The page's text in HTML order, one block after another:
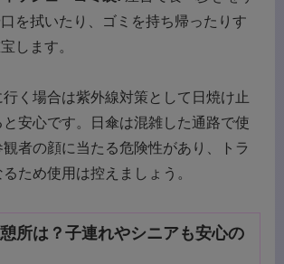
を拭いたり、ゴミを持ち帰ったりす
します。
く場合は紫外線対策として日焼け止
安心です。日傘は混雑した通路で使
者の顔に当たる危険性があり、トラ
ため使用は控えましょう。
憩所は？子連れやシニアも安心の